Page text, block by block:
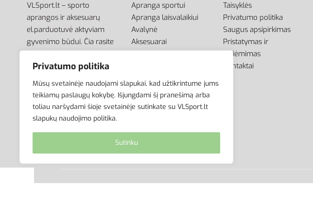
Privatumo politika
Mūsų svetainėje naudojami slapukai, kad užtikrintume jums
teikiamų paslaugų kokybę. Išjungdami šį pranešimą arba
toliau naršydami šioje svetainėje sutinkate su VLSport.lt
slapukų naudojimo politika.
Sutinku
VLSport.lt – sporto
aprangos ir aksesuarų
el.parduotuvė aktyviam
gyvenimo būdui. Čia rasite
aprangą visai šeimai –
vyrams, moterims bei
Apranga sportui
Apranga laisvalaikiui
Avalynė
Aksesuarai
Krepšiai
Taisyklės
Privatumo politika
Saugus apsipirkimas
Pristatymas ir
atsiėmimas
Kontaktai